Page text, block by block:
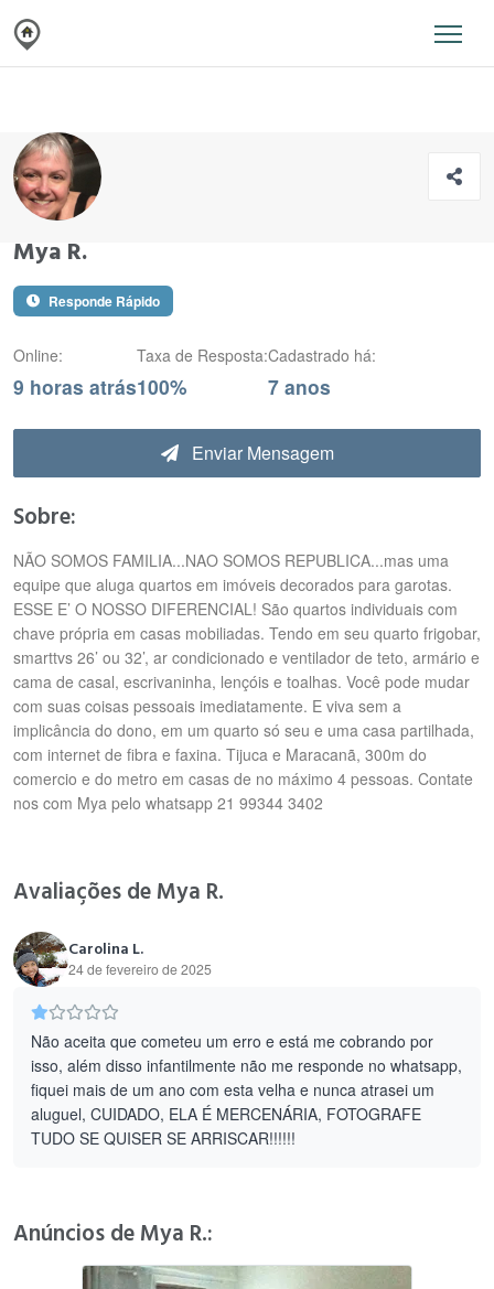
Mya R.
Responde Rápido
Online:
9 horas atrás
Taxa de Resposta:
100%
Cadastrado há:
7 anos
Enviar Mensagem
Sobre:
NÃO SOMOS FAMILIA...NAO SOMOS REPUBLICA...mas uma
equipe que aluga quartos em imóveis decorados para garotas.
ESSE E’ O NOSSO DIFERENCIAL! São quartos individuais com
chave própria em casas mobiliadas. Tendo em seu quarto frigobar,
smarttvs 26’ ou 32’, ar condicionado e ventilador de teto, armário e
cama de casal, escrivaninha, lençóis e toalhas. Você pode mudar
com suas coisas pessoais imediatamente. E viva sem a
implicância do dono, em um quarto só seu e uma casa partilhada,
com internet de fibra e faxina. Tijuca e Maracanã, 300m do
comercio e do metro em casas de no máximo 4 pessoas. Contate
nos com Mya pelo whatsapp 21 99344 3402
Avaliações de Mya R.
Carolina L.
24 de fevereiro de 2025
Não aceita que cometeu um erro e está me cobrando por
isso, além disso infantilmente não me responde no whatsapp,
fiquei mais de um ano com esta velha e nunca atrasei um
aluguel, CUIDADO, ELA É MERCENÁRIA, FOTOGRAFE
TUDO SE QUISER SE ARRISCAR!!!!!!
Anúncios de Mya R.: